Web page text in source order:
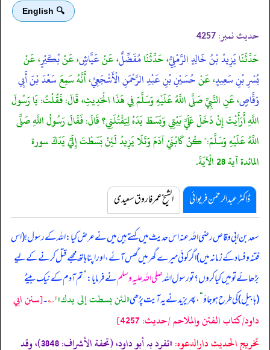
🔍 English
حدیث نمبر: 4257
حَدَّثَنَايَزِيدُ بْنُ خَالِدٍ الرَّمْلِيُّ، حَدَّثَنَامُفَضِّلٌ، عَنْعَيَّاشٍ، عَنْبُكَيْرٍ، عَنْ
بُسْرِ بْنِ سَعِيدٍ، عَنْحُسَيْنِ بْنِ عَبْدِ الرَّحْمَنِ الْأَشْجَعِيِّ، أَنَّهُ سَمِعَسَعْدَ بْنَ أَبِي
وَقَّاصٍ، عَنِ النَّبِيِّ صَلَّى اللَّهُ عَلَيْهِ وَسَلَّمَ فِي هَذَا الْحَدِيثِ، قَالَ: فَقُلْتُ: يَا رَسُولَ
اللَّهِ أَرَأَيْتَ إِنْ دَخَلَ عَلَيَّ بَيْتِي وَبَسَطَ يَدَهُ لِيَقْتُلَنِي؟ قَالَ: فَقَالَ رَسُولُ اللَّهِ صَلَّى
اللَّهُ عَلَيْهِ وَسَلَّمَ:" كُنْ كَابْنَيْ آدَمَ وَتَلَا يَزِيدُ لَئِنْ بَسَطْتَ إِلَيَّ يَدَكَ سورة
المائدة آية 28 الْآيَةَ.
ڈاکٹر عبدالرحمٰن فریوائی الشیخ عمر فاروق سعیدی
سعد بن ابی وقاص رضی اللہ عنہ اس حدیث میں کہتے ہیںمیں نے عرض کیا: اللہ کے رسول! (اس
فتنہ و فساد کے زمانہ میں) اگر کوئی میرے گھر میں گھس آئے، اور اپنا ہاتھ مجھے قتل کرنے کے لیے
بڑھائے تو میں کیا کروں؟ تو رسول اللہصلی اللہ علیہ وسلمنے فرمایا:”تم آدم کے نیک بیٹے
(ہابیل) کی طرح ہو جاؤ“، پھر یزید نے یہ آیت پڑھی«لئن بسطت إلى يدك»۱؎ ۔[سنن ابي
داود/كتاب الفتن والملاحم /حدیث: 4257]
تخریج الحدیث دارالدعوہ:
«‏‏‏‏تفرد بہ أبو داود، (تحفة الأشراف: 3848)، وقد